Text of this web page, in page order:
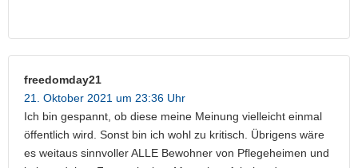
freedomday21
21. Oktober 2021 um 23:36 Uhr
Ich bin gespannt, ob diese meine Meinung vielleicht einmal
öffentlich wird. Sonst bin ich wohl zu kritisch. Übrigens wäre
es weitaus sinnvoller ALLE Bewohner von Pflegeheimen und